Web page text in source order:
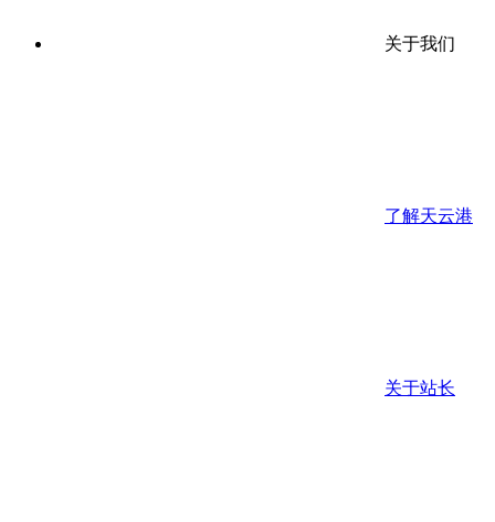
关于我们
了解天云港
关于站长